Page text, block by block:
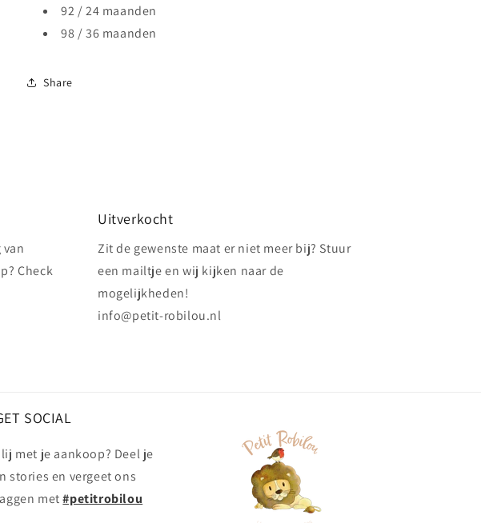
92 / 24 maanden
98 / 36 maanden
Share
Check
Uitverkocht
Zit de gewenste maat er niet meer bij? Stuur
een mailtje en wij kijken naar de
mogelijkheden!
info@petit-robilou.nl
SOCIAL
met je aankoop? Deel je
stories en vergeet ons
met#petitrobilou